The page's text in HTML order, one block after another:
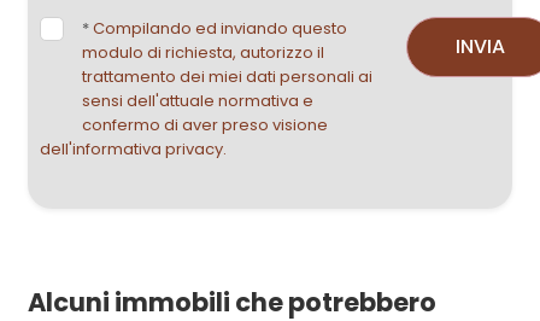
*Compilando ed inviando questo
modulo di richiesta, autorizzo il
trattamento dei miei dati personali ai
sensi dell'attuale normativa e
confermo di aver preso visione
dell'informativa privacy.
INVIA
Alcuni immobili che potrebbero